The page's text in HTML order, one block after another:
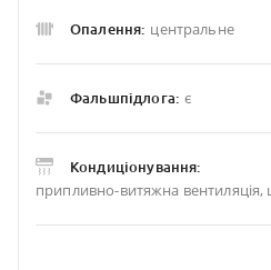
Опалення: центральне
Фальшпідлога: є
Кондиціонування:
припливно-витяжна вентиляція,